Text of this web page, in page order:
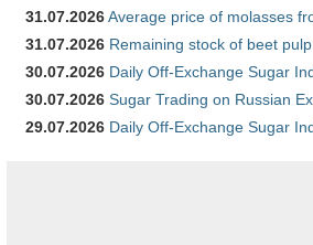
31.07.2026Average price of molasses
31.07.2026 Remaining stock of beet
30.07.2026 Daily Off-Exchange Sugar
30.07.2026 Sugar Trading on Russian
29.07.2026 Daily Off-Exchange Sugar